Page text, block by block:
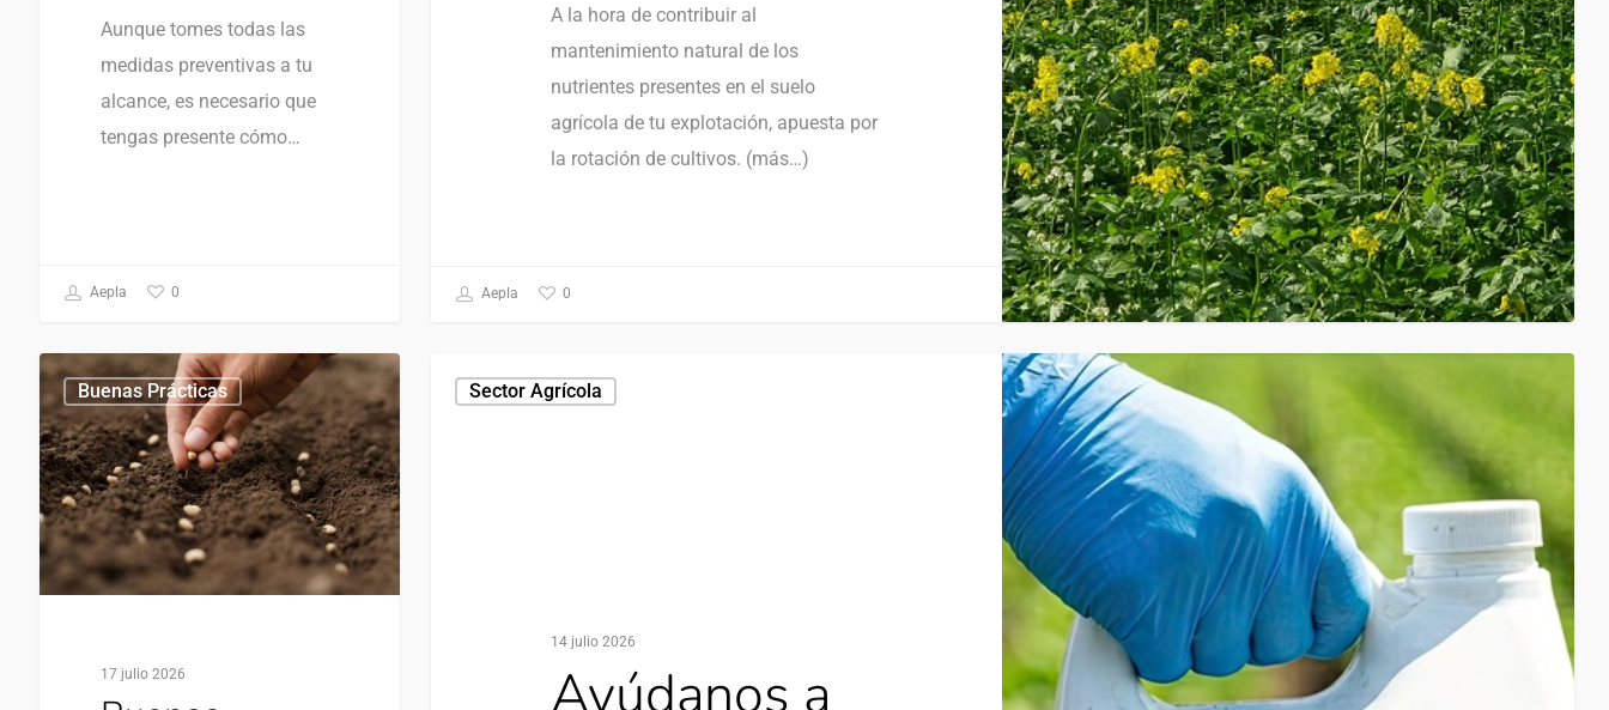
Aunque tomes todas las
medidas preventivas a tu
alcance, es necesario que
tengas presente cómo…
Aepla 0
A la hora de contribuir al
mantenimiento natural de los
nutrientes presentes en el suelo
agrícola de tu explotación, apuesta por
la rotación de cultivos. (más…)
Aepla 0
Buenas Prácticas
17 julio 2026
Sector Agrícola
14 julio 2026
Ayúdanos a